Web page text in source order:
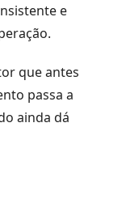
e
que antes
passa a
ainda dá